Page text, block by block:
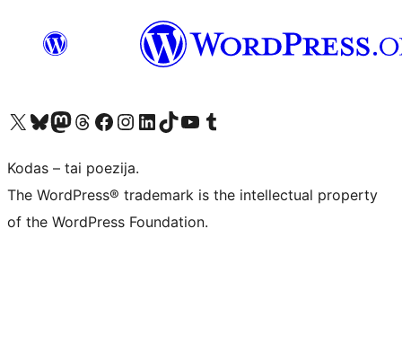
Visit our X (formerly Twitter) account
Apsilankykite mūsų Bluesky paskyroje
Visit our Mastodon account
Apsilankykite mūsų Threads paskyroje
Visit our Facebook page
Visit our Instagram account
Visit our LinkedIn account
Apsilankykite mūsų TikTok paskyroje
Visit our YouTube channel
Apsilankykite mūsų Tumblr paskyroje
Kodas – tai poezija.
The WordPress® trademark is the intellectual property
of the WordPress Foundation.